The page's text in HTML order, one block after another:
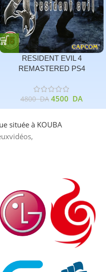
RESIDENT EVIL 4
REMASTERED PS4
4800DA 4500 DA
située à KOUBA